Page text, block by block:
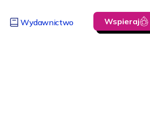
Wydawnictwo Wspieraj